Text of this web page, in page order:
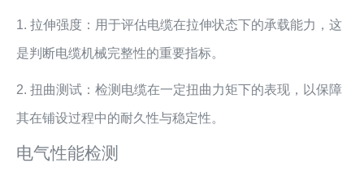
1. 拉伸强度：用于评估电缆在拉伸状态下的承载能力，这
是判断电缆机械完整性的重要指标。
2. 扭曲测试：检测电缆在一定扭曲力矩下的表现，以保障
其在铺设过程中的耐久性与稳定性。
电气性能检测